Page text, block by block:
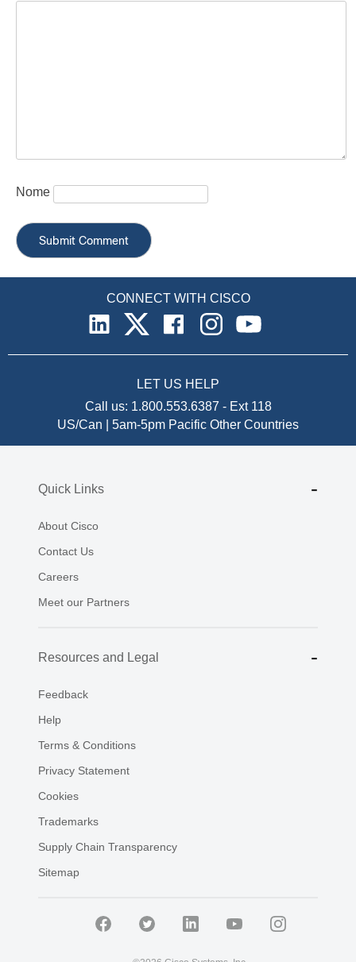
Nome
CONNECT WITH CISCO
LET US HELP
Call us: 1.800.553.6387 - Ext 118
US/Can | 5am-5pm Pacific Other Countries